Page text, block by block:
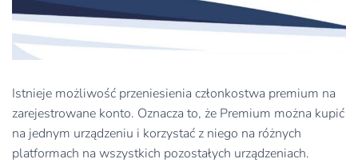
Istnieje możliwość przeniesienia członkostwa premium na
zarejestrowane konto. Oznacza to, że Premium można kupić
na jednym urządzeniu i korzystać z niego na różnych
platformach na wszystkich pozostałych urządzeniach.